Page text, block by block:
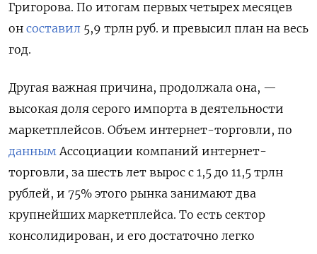
Григорова. По итогам первых четырех месяцев
он составил 5,9 трлн руб. и превысил план на весь
год.
Другая важная причина, продолжала она, —
высокая доля серого импорта в деятельности
маркетплейсов. Объем интернет-торговли, по
даннымАссоциации компаний интернет-
торговли, за шесть лет вырос с 1,5 до 11,5 трлн
рублей, и 75% этого рынка занимают два
крупнейших маркетплейса. То есть сектор
консолидирован, и его достаточно легко